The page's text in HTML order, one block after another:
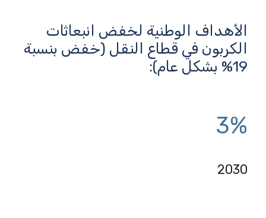
الأهداف الوطنية لخفض انبعاثات
الكربون في قطاع النقل (خفض بنسبة
19% بشكل عام):
3%
2030